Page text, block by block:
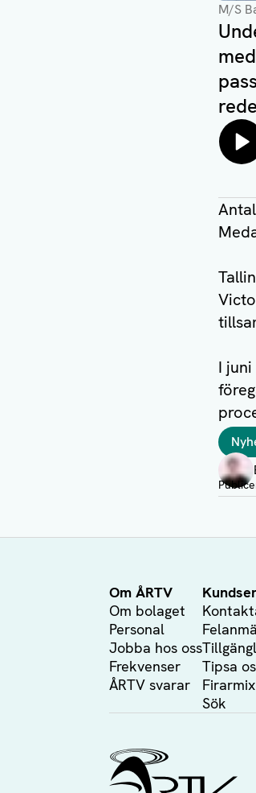
M/S
I
Taggar
Om ÅRTV
Om bolaget
Personal
Jobba hos oss
Frekvenser
ÅRTV svarar
Tipsa
Firarmix
Sök
Ålands Radio & TV